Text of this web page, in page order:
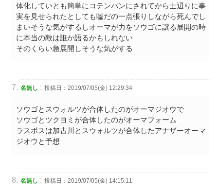
体化していとも簡単にコテンパンにされてから士辺りに事
実を見せられたとしても嘘だの一点張りしながら死んでし
まいそうな気がするしオーマが力をソウゴに譲る展開の時
に本当の敵は誰か語るかもしれない
そのくらい急展開しそうな気がする
名無し : 投稿日：2019/07/05(金) 12:29:34
ソウゴとスウォルツが合体したのがオーマジオウで
ソウゴとツクヨミが合体したのがオーマフォーム
ラスボスは加古川とスウォルツが合体したアナザーオーマ
ジオウと予想
名無し : 投稿日：2019/07/05(金) 14:15:11